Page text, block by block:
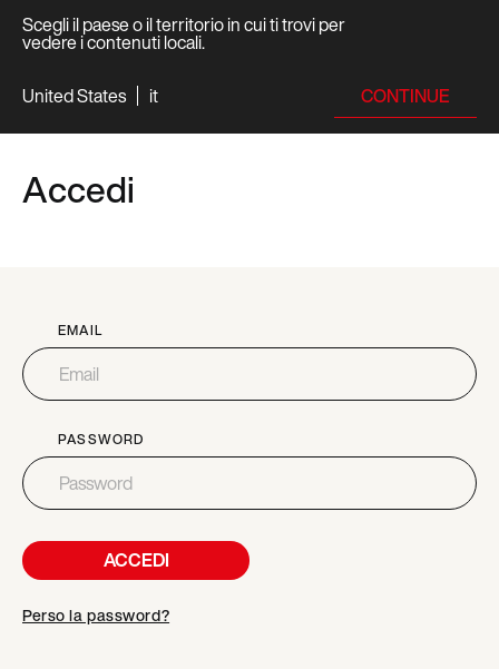
Scegli il paese o il territorio in cui ti trovi per
vedere i contenuti locali.
United States
it CONTINUE
Accedi
EMAIL
PASSWORD
ACCEDI
Perso la password?